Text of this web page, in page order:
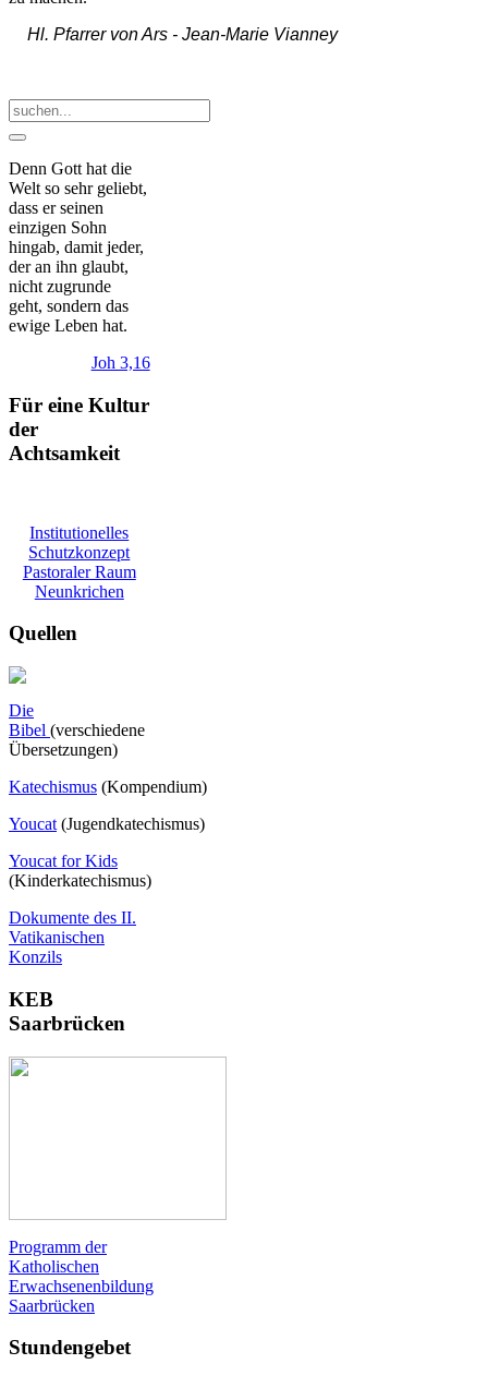
Hl. Pfarrer von Ars -Jean-Marie Vianney
Denn Gott hat die
Welt so sehr geliebt,
dass er seinen
einzigen Sohn
hingab, damit jeder,
der an ihn glaubt,
nicht zugrunde
geht, sondern das
ewige Leben hat.
Joh 3,16
Für eine Kultur
der
Achtsamkeit
Institutionelles
Schutzkonzept
Pastoraler Raum
Neunkrichen
Quellen
Die
Bibel (verschiedene
Übersetzungen)
Katechismus (Kompendium)
Youcat (Jugendkatechismus)
Youcat for Kids
(Kinderkatechismus)
Dokumente des II.
Vatikanischen
Konzils
KEB
Saarbrücken
Programm der
Katholischen
Erwachsenenbildung
Saarbrücken
Stundengebet